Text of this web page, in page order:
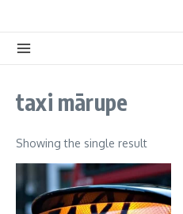
taxi mārupe
Showing the single result